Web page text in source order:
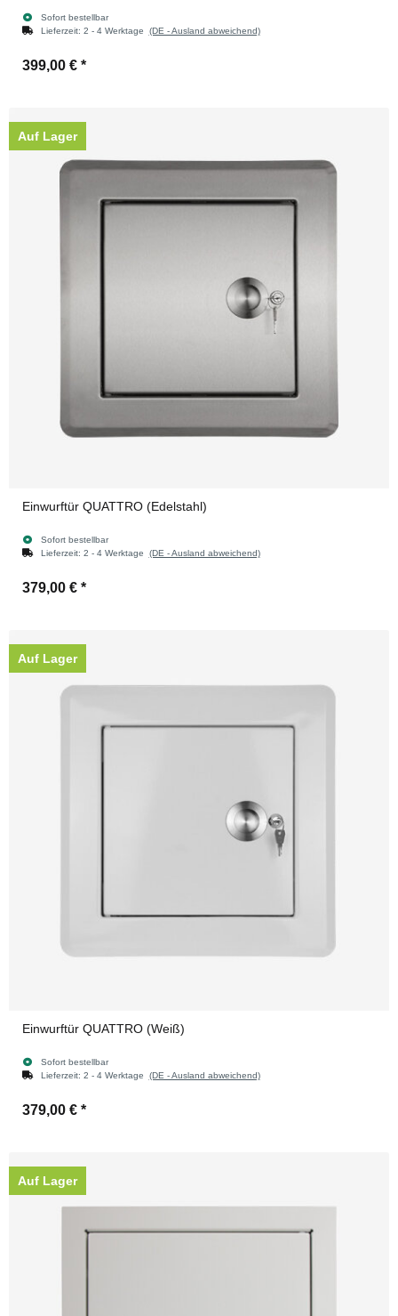
Sofort bestellbar
Lieferzeit: 2 - 4 Werktage (DE - Ausland abweichend)
399,00 € *
Auf Lager
Einwurftür QUATTRO (Edelstahl)
Sofort bestellbar
Lieferzeit: 2 - 4 Werktage (DE - Ausland abweichend)
379,00 € *
Auf Lager
Einwurftür QUATTRO (Weiß)
Sofort bestellbar
Lieferzeit: 2 - 4 Werktage (DE - Ausland abweichend)
379,00 € *
Auf Lager